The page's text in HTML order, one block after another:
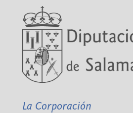
La Corporación